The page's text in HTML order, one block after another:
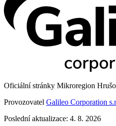
Oficiální stránky Mikroregion
Provozovatel Galileo Corporation
Poslední aktualizace: 4. 8. 2026